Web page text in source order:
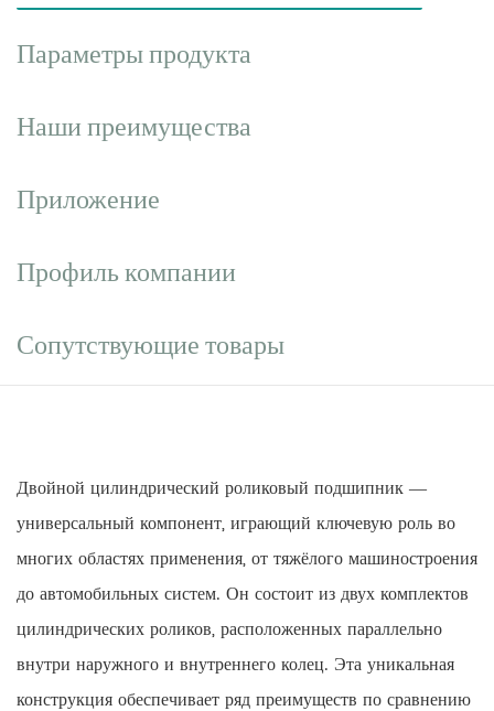
Параметры продукта
Наши преимущества
Приложение
Профиль компании
Сопутствующие товары
Двойной цилиндрический роликовый подшипник —
универсальный компонент, играющий ключевую роль во
многих областях применения, от тяжёлого машиностроения
до автомобильных систем. Он состоит из двух комплектов
цилиндрических роликов, расположенных параллельно
внутри наружного и внутреннего колец. Эта уникальная
конструкция обеспечивает ряд преимуществ по сравнению